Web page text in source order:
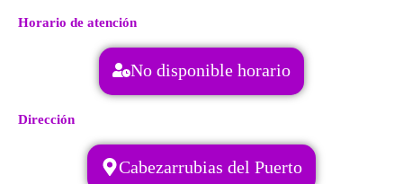
Horario de atención
No disponible horario
Dirección
Cabezarrubias del Puerto